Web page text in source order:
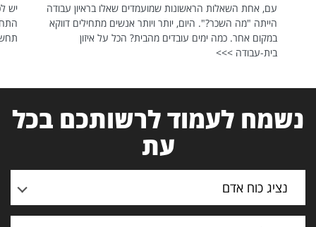
עם, אחת השאלות הראשונות שמועמדים שאלו בראיון עבודה
הייתה "מה השכר?". היום, יותר ויותר אנשים מתחילים דווקא
במקום אחר. כמה ימים עובדים מהבית? הכל על איזון
בית-עבודה >>>
יש
נשמח לעמוד לרשותכם בכל
עת
נציג כוח אדם